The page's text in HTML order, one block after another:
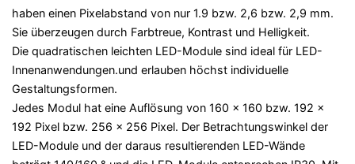
haben einen Pixelabstand von nur 1.9 bzw. 2,6 bzw. 2,9 mm.
Sie überzeugen durch Farbtreue, Kontrast und Helligkeit.
Die quadratischen leichten LED-Module sind ideal für LED-
Innenanwendungen.und erlauben höchst individuelle
Gestaltungsformen.
Jedes Modul hat eine Auflösung von 160 x 160 bzw. 192 x
192 Pixel bzw. 256 x 256 Pixel. Der Betrachtungswinkel der
LED-Module und der daraus resultierenden LED-Wände